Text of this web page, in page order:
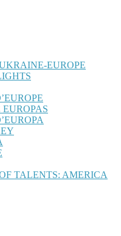
EUROPE
TALENTS: AMERICA